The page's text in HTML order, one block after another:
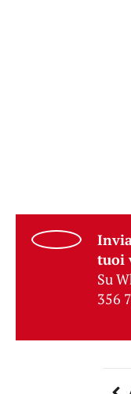
tuoi
Su
356